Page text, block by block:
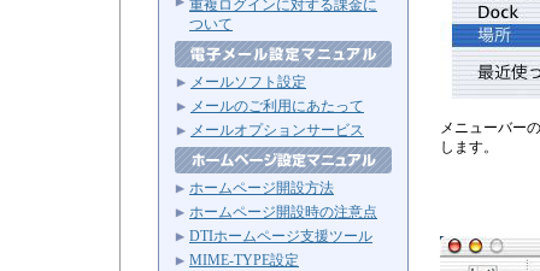
重複ログインに対する課金に
ついて
メールソフト設定
メールのご利用にあたって
メールオプションサービス
ホームページ開設方法
ホームページ開設時の注意点
DTIホームページ支援ツール
MIME-TYPE設定
メニューバー
します。